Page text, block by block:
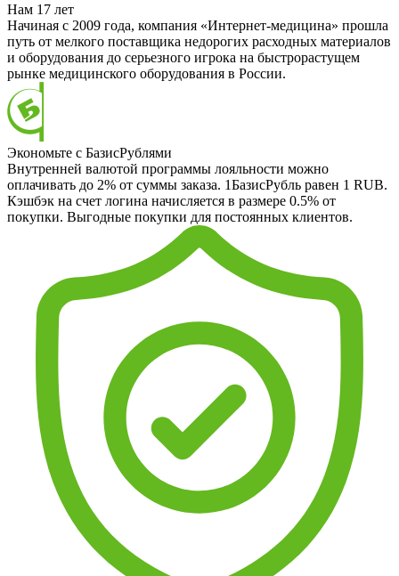
Нам 17 лет
Начиная с 2009 года, компания «Интернет-медицина» прошла
путь от мелкого поставщика недорогих расходных материалов
и оборудования до серьезного игрока на быстрорастущем
рынке медицинского оборудования в России.
Экономьте с БазисРублями
Внутренней валютой программы лояльности можно
оплачивать до 2% от суммы заказа. 1БазисРубль равен 1 RUB.
Кэшбэк на счет логина начисляется в размере 0.5% от
покупки. Выгодные покупки для постоянных клиентов.